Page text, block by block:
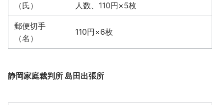
（氏）
人数、110円×5枚
郵便切手
（名）
110円×6枚
静岡家庭裁判所 島田出張所